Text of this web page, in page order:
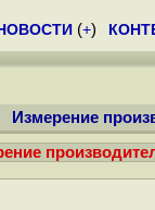
(+)
Измерение